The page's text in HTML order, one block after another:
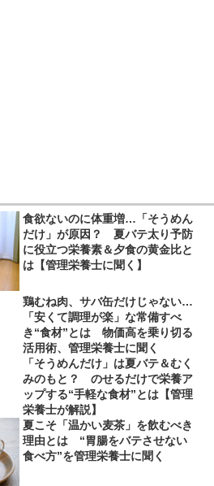
食欲ないのに体重増…「そうめん
だけ」が原因？ 夏バテ太り予防
に役立つ栄養素＆夕食の黄金比と
は【管理栄養士に聞く】
鶏むね肉、サバ缶だけじゃない…
「安くて調理が楽」な常備すべ
き“食材”とは 物価高を乗り切る
活用術、管理栄養士に聞く
「そうめんだけ」は夏バテ＆むく
みのもと？ のせるだけで栄養ア
ップする“手軽な食材”とは【管理
栄養士が解説】
夏こそ「温かい麦茶」を飲むべき
理由とは “胃腸をバテさせない
食べ方”を管理栄養士に聞く